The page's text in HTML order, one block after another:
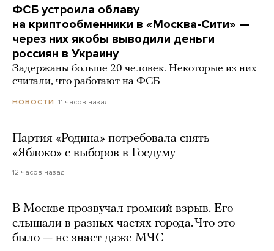
ФСБ устроила облаву
на криптообменники в «Москва-Сити» —
через них якобы выводили деньги
россиян в Украину
Задержаны больше 20 человек. Некоторые из них
считали, что работают на ФСБ
НОВОСТИ 11 часов назад
Партия «Родина» потребовала снять
«Яблоко» с выборов в Госдуму
12 часов назад
В Москве прозвучал громкий взрыв. Его
слышали в разных частях города. Что это
было — не знает даже МЧС